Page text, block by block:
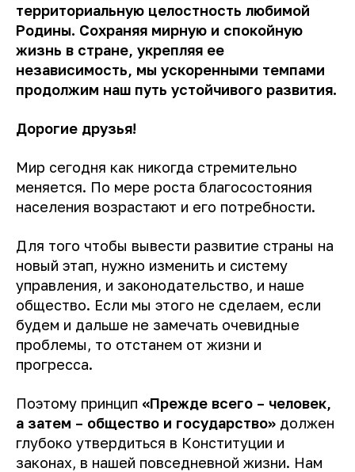
территориальную целостность любимой
Родины. Сохраняя мирную и спокойную
жизнь в стране, укрепляя ее
независимость, мы ускоренными темпами
продолжим наш путь устойчивого развития.
Дорогие друзья!
Мир сегодня как никогда стремительно
меняется. По мере роста благосостояния
населения возрастают и его потребности.
Для того чтобы вывести развитие страны на
новый этап, нужно изменить и систему
управления, и законодательство, и наше
общество. Если мы этого не сделаем, если
будем и дальше не замечать очевидные
проблемы, то отстанем от жизни и
прогресса.
Поэтому принцип «Прежде всего – человек,
а затем – общество и государство» должен
глубоко утвердиться в Конституции и
законах, в нашей повседневной жизни. Нам